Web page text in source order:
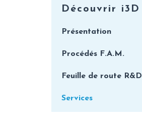
Découvrir i3D
Présentation
Procédés F.A.M.
Feuille de route R&D
Services